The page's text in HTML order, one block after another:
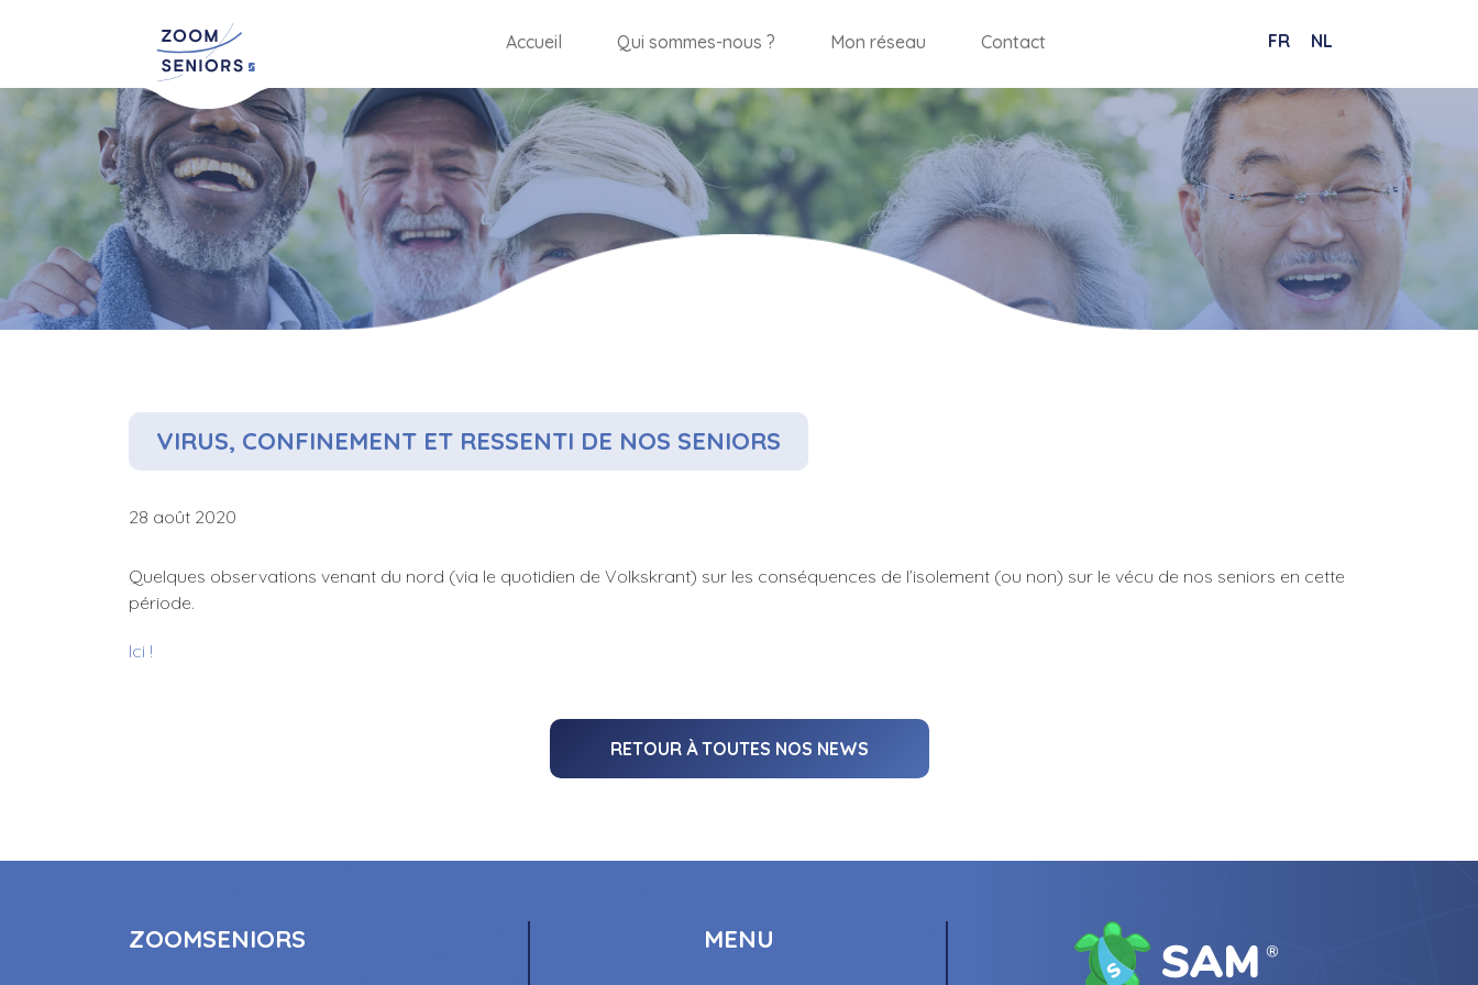
Accueil Qui sommes-nous ? Mon réseau Contact FR NL
VIRUS, CONFINEMENT ET RESSENTI DE NOS SENIORS
28 août 2020
Quelques observations venant du nord (via le quotidien de Volkskrant) sur les conséquences de l’isolement (ou non) sur le vécu de nos seniors en cette
période.
Ici !
RETOUR À TOUTES NOS NEWS
ZOOMSENIORS MENU